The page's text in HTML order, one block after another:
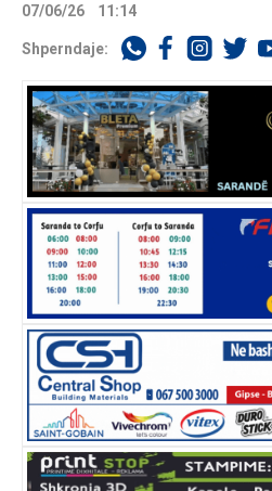
07/06/26 11:14
Shperndaje: